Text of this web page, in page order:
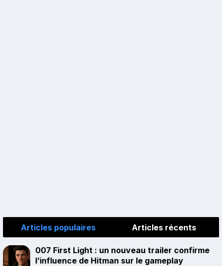
Articles populaires Articles récents
007 First Light : un nouveau trailer confirme
l’influence de Hitman sur le gameplay